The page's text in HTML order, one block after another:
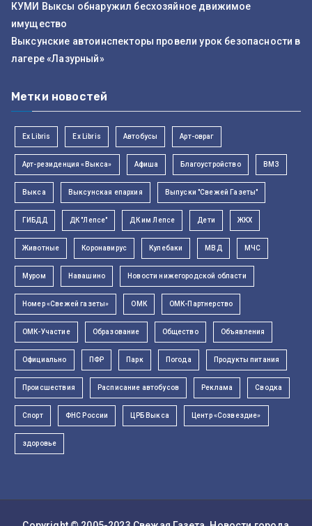
КУМИ Выксы обнаружил бесхозяйное движимое
имущество
Выксунские автоинспекторы провели урок безопасности в
лагере «Лазурный»
Метки новостей
Ex Libris Ex Libris Автобусы Арт-овраг
Арт-резиденция «Выкса» Афиша Благоустройство ВМЗ
Выкса Выксунская епархия Выпуски "Свежей Газеты"
ГИБДД ДК "Лепсе" ДК им Лепсе Дети ЖКХ
Животные Коронавирус Кулебаки МВД МЧС
Муром Навашино Новости нижегородской области
Номер «Свежей газеты» ОМК ОМК-Партнерство
ОМК-Участие Образование Общество Объявления
Официально ПФР Парк Погода Продукты питания
Происшествия Расписание автобусов Реклама Сводка
Спорт ФНС России ЦРБ Выкса Центр «Созвездие»
здоровье